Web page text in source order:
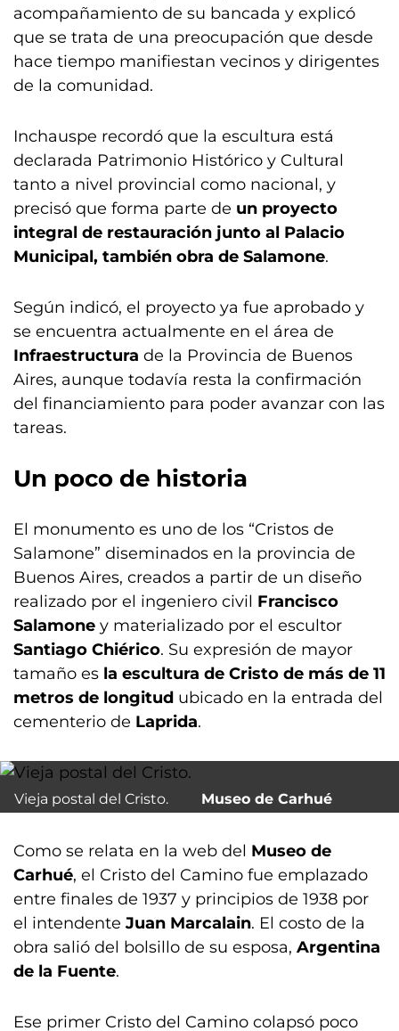
acompañamiento de su bancada y explicó
que se trata de una preocupación que desde
hace tiempo manifiestan vecinos y dirigentes
de la comunidad.
Inchauspe recordó que la escultura está
declarada Patrimonio Histórico y Cultural
tanto a nivel provincial como nacional, y
precisó que forma parte de un proyecto
integral de restauración junto al Palacio
Municipal, también obra de Salamone.
Según indicó, el proyecto ya fue aprobado y
se encuentra actualmente en el área de
Infraestructura de la Provincia de Buenos
Aires, aunque todavía resta la confirmación
del financiamiento para poder avanzar con las
tareas.
Un poco de historia
El monumento es uno de los “Cristos de
Salamone” diseminados en la provincia de
Buenos Aires, creados a partir de un diseño
realizado por el ingeniero civil Francisco
Salamone y materializado por el escultor
Santiago Chiérico. Su expresión de mayor
tamaño es la escultura de Cristo de más de 11
metros de longitud ubicado en la entrada del
cementerio de Laprida.
Vieja postal del Cristo. Museo de Carhué
Como se relata en la web del Museo de
Carhué, el Cristo del Camino fue emplazado
entre finales de 1937 y principios de 1938 por
el intendente Juan Marcalain. El costo de la
obra salió del bolsillo de su esposa, Argentina
de la Fuente.
Ese primer Cristo del Camino colapsó poco